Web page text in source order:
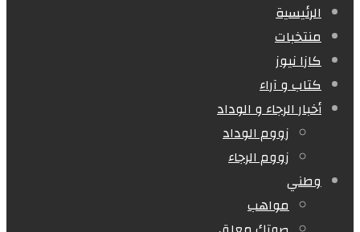
الرئيسية
منتخبات
كازا نيوز
كتاب و آراء
أخبار الرجاء و الوداد
زووم الوداد
زووم الرجاء
وطني
مواهب